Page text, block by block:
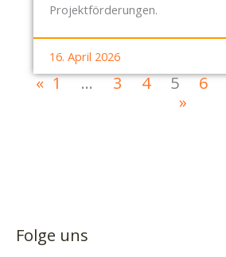
Projektförderungen.
16. April 2026
« 1 … 3 4 5 6
»
Folge uns